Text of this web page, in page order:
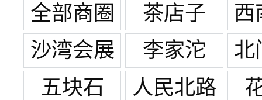
全部商圈
茶店子
西
沙湾会展
中心
李家沱
北
五块石
人民北路